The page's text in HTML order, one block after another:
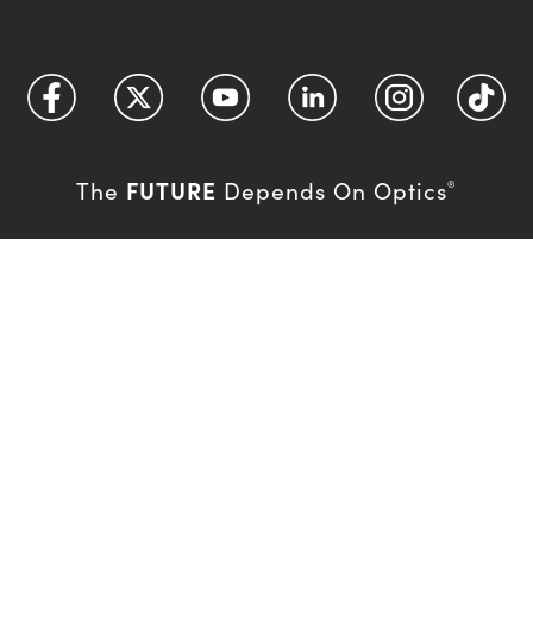
The FUTURE Depends On Optics®